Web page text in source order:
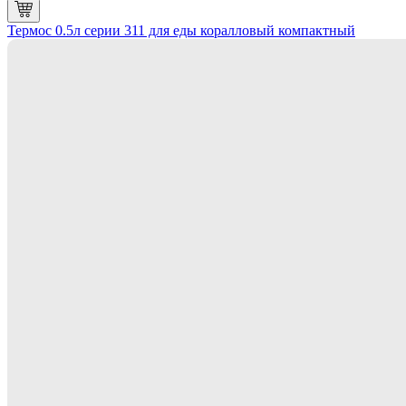
Термос 0.5л серии 311 для еды коралловый компактный